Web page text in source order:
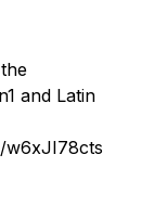
and Latin
w6xJI78cts